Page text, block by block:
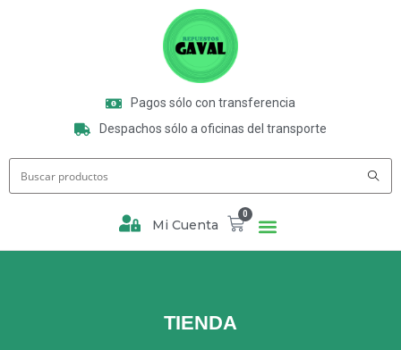
Pagos sólo con transferencia
Despachos sólo a oficinas del transporte
Mi Cuenta
0
TIENDA